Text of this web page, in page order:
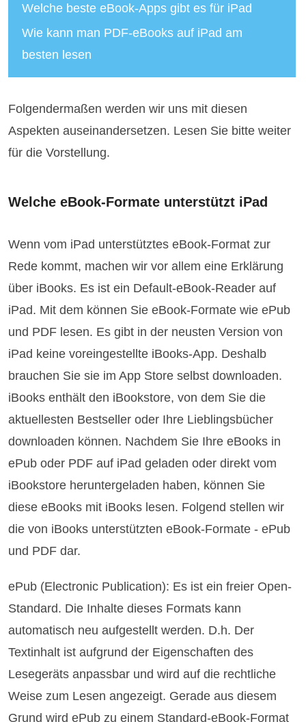
Welche beste eBook-Apps gibt es für iPad
Wie kann man PDF-eBooks auf iPad am
besten lesen
Folgendermaßen werden wir uns mit diesen
Aspekten auseinandersetzen. Lesen Sie bitte weiter
für die Vorstellung.
Welche eBook-Formate unterstützt iPad
Wenn vom iPad unterstütztes eBook-Format zur
Rede kommt, machen wir vor allem eine Erklärung
über iBooks. Es ist ein Default-eBook-Reader auf
iPad. Mit dem können Sie eBook-Formate wie ePub
und PDF lesen. Es gibt in der neusten Version von
iPad keine voreingestellte iBooks-App. Deshalb
brauchen Sie sie im App Store selbst downloaden.
iBooks enthält den iBookstore, von dem Sie die
aktuellesten Bestseller oder Ihre Lieblingsbücher
downloaden können. Nachdem Sie Ihre eBooks in
ePub oder PDF auf iPad geladen oder direkt vom
iBookstore heruntergeladen haben, können Sie
diese eBooks mit iBooks lesen. Folgend stellen wir
die von iBooks unterstützten eBook-Formate - ePub
und PDF dar.
ePub (Electronic Publication): Es ist ein freier Open-
Standard. Die Inhalte dieses Formats kann
automatisch neu aufgestellt werden. D.h. Der
Textinhalt ist aufgrund der Eigenschaften des
Lesegeräts anpassbar und wird auf die rechtliche
Weise zum Lesen angezeigt. Gerade aus diesem
Grund wird ePub zu einem Standard-eBook-Format